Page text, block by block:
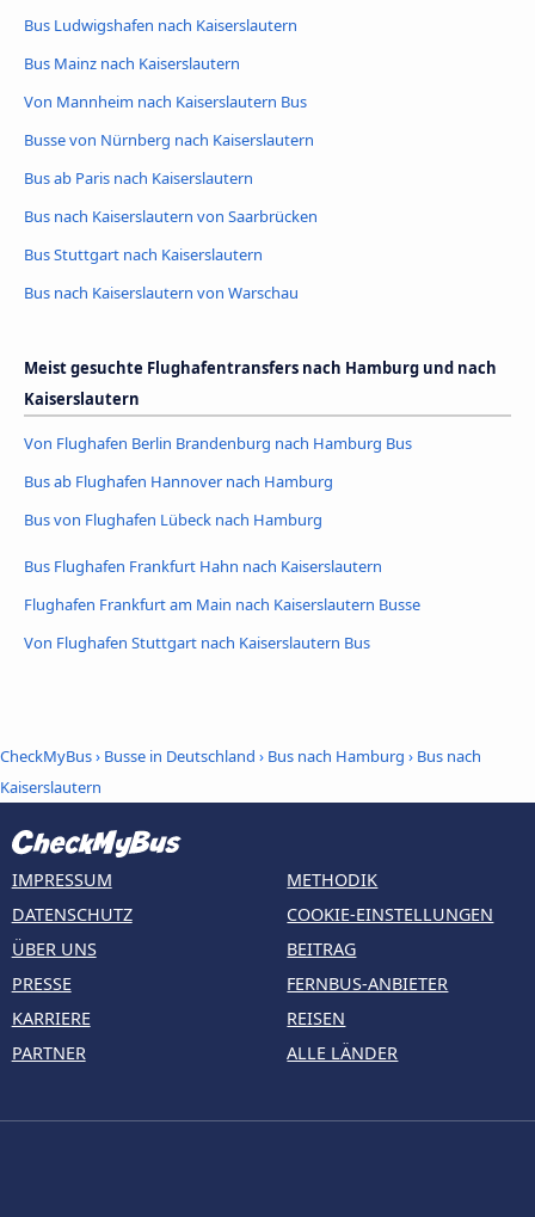
Bus Ludwigshafen nach Kaiserslautern
Bus Mainz nach Kaiserslautern
Von Mannheim nach Kaiserslautern Bus
Busse von Nürnberg nach Kaiserslautern
Bus ab Paris nach Kaiserslautern
Bus nach Kaiserslautern von Saarbrücken
Bus Stuttgart nach Kaiserslautern
Bus nach Kaiserslautern von Warschau
Meist gesuchte Flughafentransfers nach Hamburg und nach
Kaiserslautern
Von Flughafen Berlin Brandenburg nach Hamburg Bus
Bus ab Flughafen Hannover nach Hamburg
Bus von Flughafen Lübeck nach Hamburg
Bus Flughafen Frankfurt Hahn nach Kaiserslautern
Flughafen Frankfurt am Main nach Kaiserslautern Busse
Von Flughafen Stuttgart nach Kaiserslautern Bus
CheckMyBus› Busse in Deutschland › Bus nach Hamburg › Bus nach
Kaiserslautern
IMPRESSUM
DATENSCHUTZ
ÜBER UNS
PRESSE
KARRIERE
PARTNER
METHODIK
COOKIE-EINSTELLUNGEN
BEITRAG
FERNBUS-ANBIETER
REISEN
ALLE LÄNDER